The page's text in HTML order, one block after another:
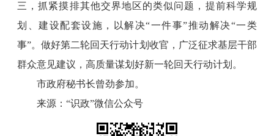
三，抓紧摸排其他交界地区的类似问题，提前科学规
划、建设配套设施，以解决“一件事”推动解决“一类
事”。做好第二轮回天行动计划收官，广泛征求基层干部
群众意见建议，高质量谋划好新一轮回天行动计划。
市政府秘书长曾劲参加。
来源：“识政”微信公众号